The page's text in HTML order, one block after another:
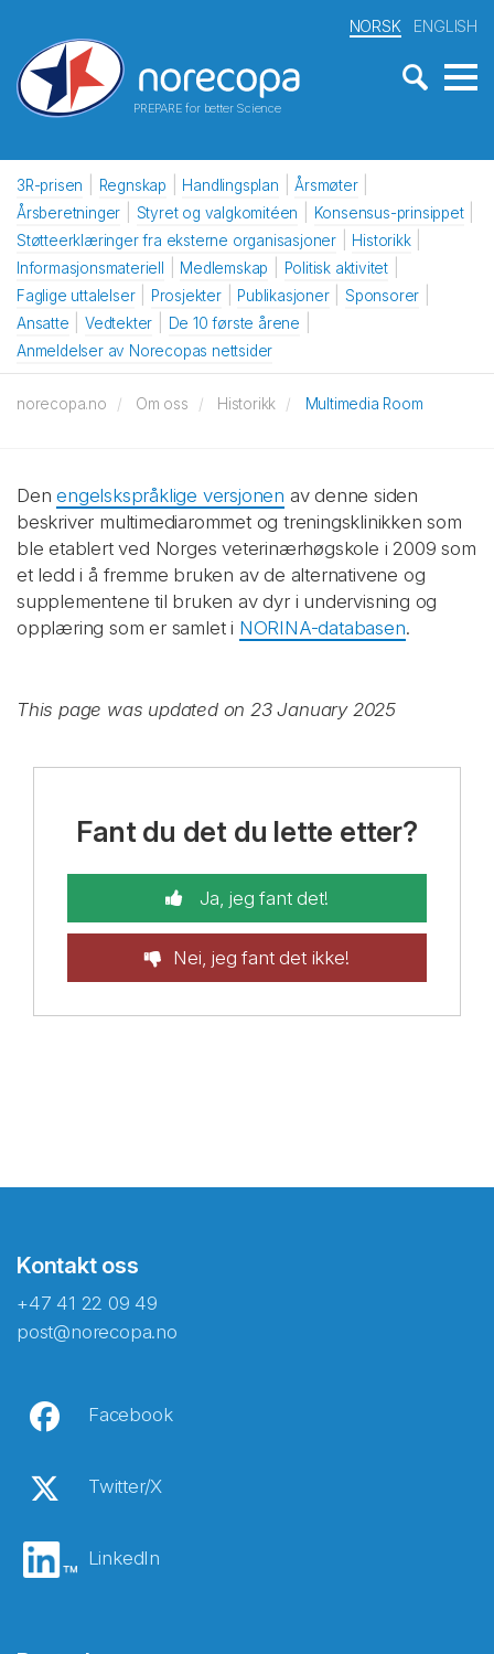
PREPARE for better Science
NORSK ENGLISH
3R-prisen Regnskap Handlingsplan
Årsmøter
Årsberetninger
Styret og valgkomitéen
Konsensus-prinsippet
Støtteerklæringer fra eksterne organisasjoner
Historikk
Informasjonsmateriell
Medlemskap
Politisk aktivitet
Faglige uttalelser
Prosjekter Publikasjoner
Sponsorer
Ansatte
Vedtekter
De 10 første årene
Anmeldelser av Norecopas nettsider
norecopa.no Om oss Historikk Multimedia Room
Denengelskspråklige versjonen av denne siden
beskriver multimediarommet og treningsklinikken som
ble etablert ved Norges veterinærhøgskole i 2009 som
et ledd i å fremme bruken av de alternativene og
supplementene til bruken av dyr i undervisning og
opplæring som er samlet i NORINA-databasen.
This page was updated on 23 January 2025
Fant du det du lette etter?
Ja, jeg fant det!
Nei, jeg fant det ikke!
Kontakt oss
+47 41 22 09 49
post@norecopa.no
Facebook
Twitter/X
LinkedIn